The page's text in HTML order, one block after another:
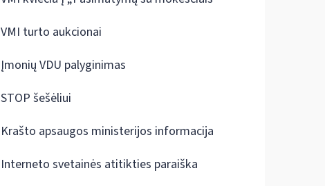
VMI turto aukcionai
Įmonių VDU palyginimas
STOP šešėliui
Krašto apsaugos ministerijos informacija
Interneto svetainės atitikties paraiška